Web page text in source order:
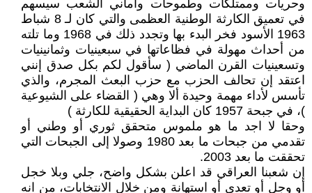
وحريات وممتلكات وطموحات وأماني الشعب سيسهم
في تعميق الكارثة الوطنية العظمى والتي كان لـ 8 شباط
1963 الأسود فخر البدء بها وتجدد ذلك في 1968 وما تلته
من أحداث مهولة في فظاعاتها في سبعينيات وثمانينيات
وتسعينيات القرن الماضي ( سأقول لكم بكل صدق إنني
اعتقد إن تحالف الحزب مع حزب البعث المجرم، والذي
تأسس لأداء مهمة وحيدة ألا وهي ( القضاء على الشيوعية
)، في جبحة 1957 كان البداية الحقيقية للكارثة )
وحقا لا اجد ما هو ملموس متحقق ثوري أو وطني أو
تقدمي من جبحات ما بعد 1980 وصولا إلى الجبحات التي
تحققت ما بعد 2003.
إن شعبنا العراقي قد اعلن بشكل واضح، جلي وبلا خجل
أو وجل أو تعدي أو استهانة ومن خلال الانتخابات، من انه